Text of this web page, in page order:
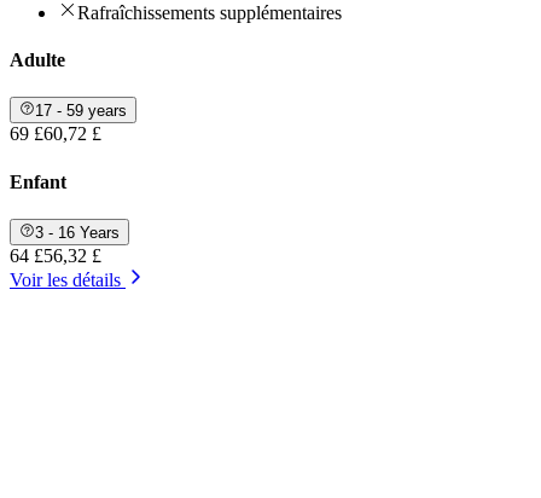
Rafraîchissements supplémentaires
Adulte
17 - 59 years
69 £60,72 £
Enfant
3 - 16 Years
64 £56,32 £
Voir les détails